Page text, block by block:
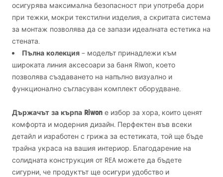
осигурява максимална безопасност при употреба дори
при тежки, мокри текстилни изделия, а скритата система
за монтаж позволява да се запази идеалната естетика на
стената.
Пълна колекция – моделът принадлежи към
широката линия аксесоари за баня Riwon, което
позволява създаването на напълно визуално и
функционално съгласуван комплект оборудване.
Държачът за кърпа Riwon е избор за хора, които ценят
комфорта и модерния дизайн. Перфектен във всеки
детайл и изработен с грижа за естетиката, той ще бъде
трайна украса на вашия интериор. Благодарение на
солидната конструкция от REA можете да бъдете
сигурни, че продуктът ще осигури удобство и